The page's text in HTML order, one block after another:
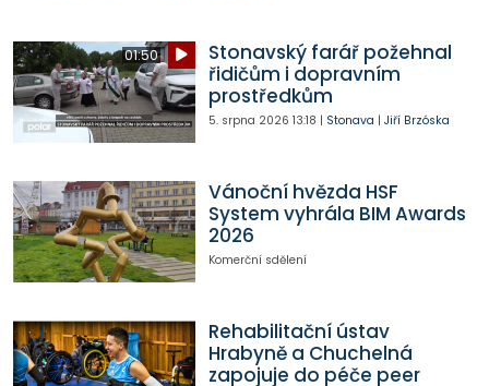
01:50
Stonavský farář požehnal
řidičům i dopravním
prostředkům
5. srpna 2026 13:18 | Stonava | Jiří Brzóska
Vánoční hvězda HSF
System vyhrála BIM Awards
2026
Komerční sdělení
Rehabilitační ústav
Hrabyně a Chuchelná
zapojuje do péče peer